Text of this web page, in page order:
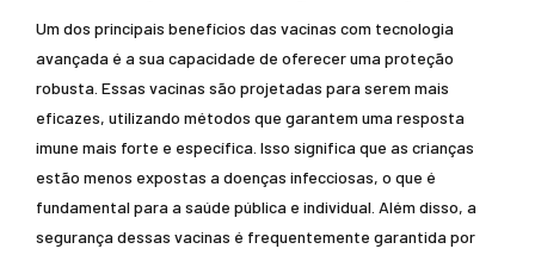
Um dos principais benefícios das vacinas com tecnologia
avançada é a sua capacidade de oferecer uma proteção
robusta. Essas vacinas são projetadas para serem mais
eficazes, utilizando métodos que garantem uma resposta
imune mais forte e específica. Isso significa que as crianças
estão menos expostas a doenças infecciosas, o que é
fundamental para a saúde pública e individual. Além disso, a
segurança dessas vacinas é frequentemente garantida por